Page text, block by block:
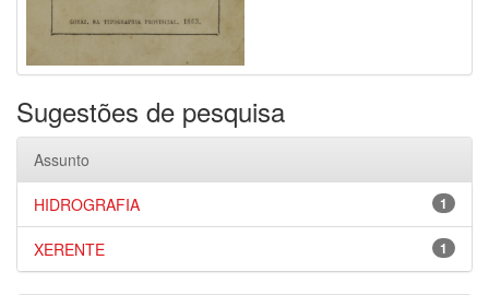
Sugestões de pesquisa
Assunto
1
HIDROGRAFIA
1
XERENTE